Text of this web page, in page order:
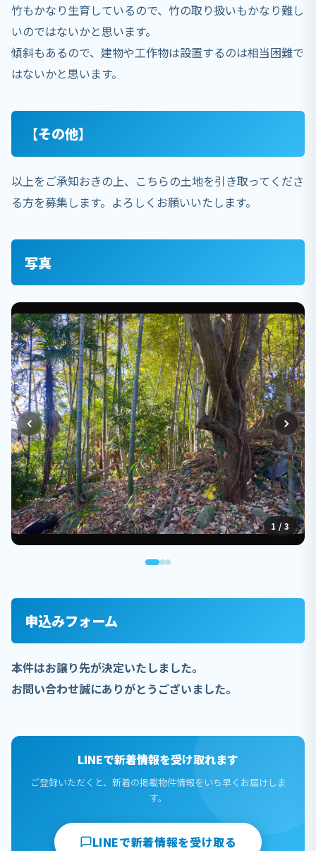
竹もかなり生育しているので、竹の取り扱いもかなり難し
いのではないかと思います。
傾斜もあるので、建物や工作物は設置するのは相当困難で
はないかと思います。
【その他】
以上をご承知おきの上、こちらの土地を引き取ってくださ
る方を募集します。よろしくお願いいたします。
写真
1 / 3
申込みフォーム
本件はお譲り先が決定いたしました。
お問い合わせ誠にありがとうございました。
LINEで新着情報を受け取れます
ご登録いただくと、新着の掲載物件情報をいち早くお届けしま
す。
LINEで新着情報を受け取る